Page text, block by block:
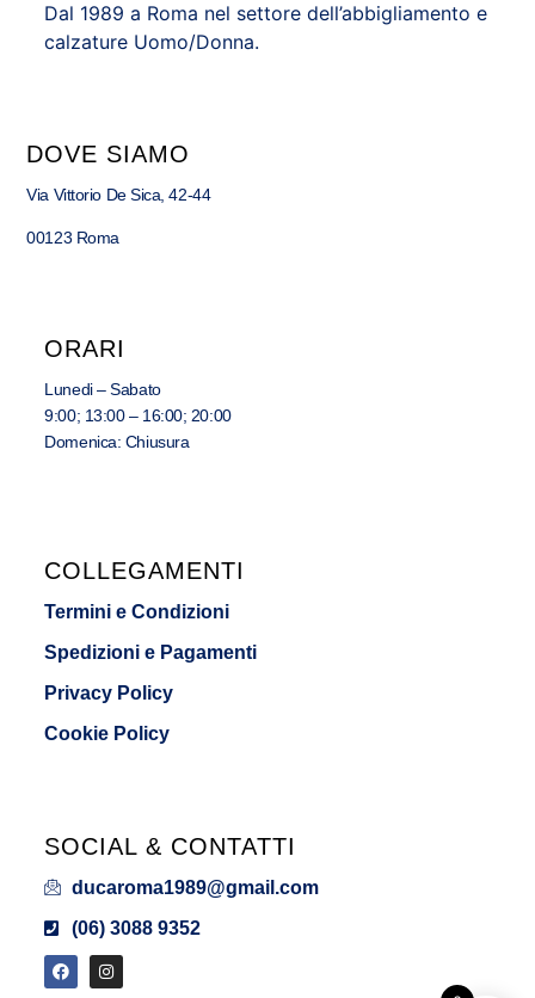
Dal 1989 a Roma nel settore dell’abbigliamento e
calzature Uomo/Donna.
DOVE SIAMO
Via Vittorio De Sica, 42-44
00123 Roma
ORARI
Lunedi – Sabato
9:00; 13:00 – 16:00; 20:00
Domenica: Chiusura
COLLEGAMENTI
Termini e Condizioni
Spedizioni e Pagamenti
Privacy Policy
Cookie Policy
SOCIAL & CONTATTI
ducaroma1989@gmail.com
(06) 3088 9352